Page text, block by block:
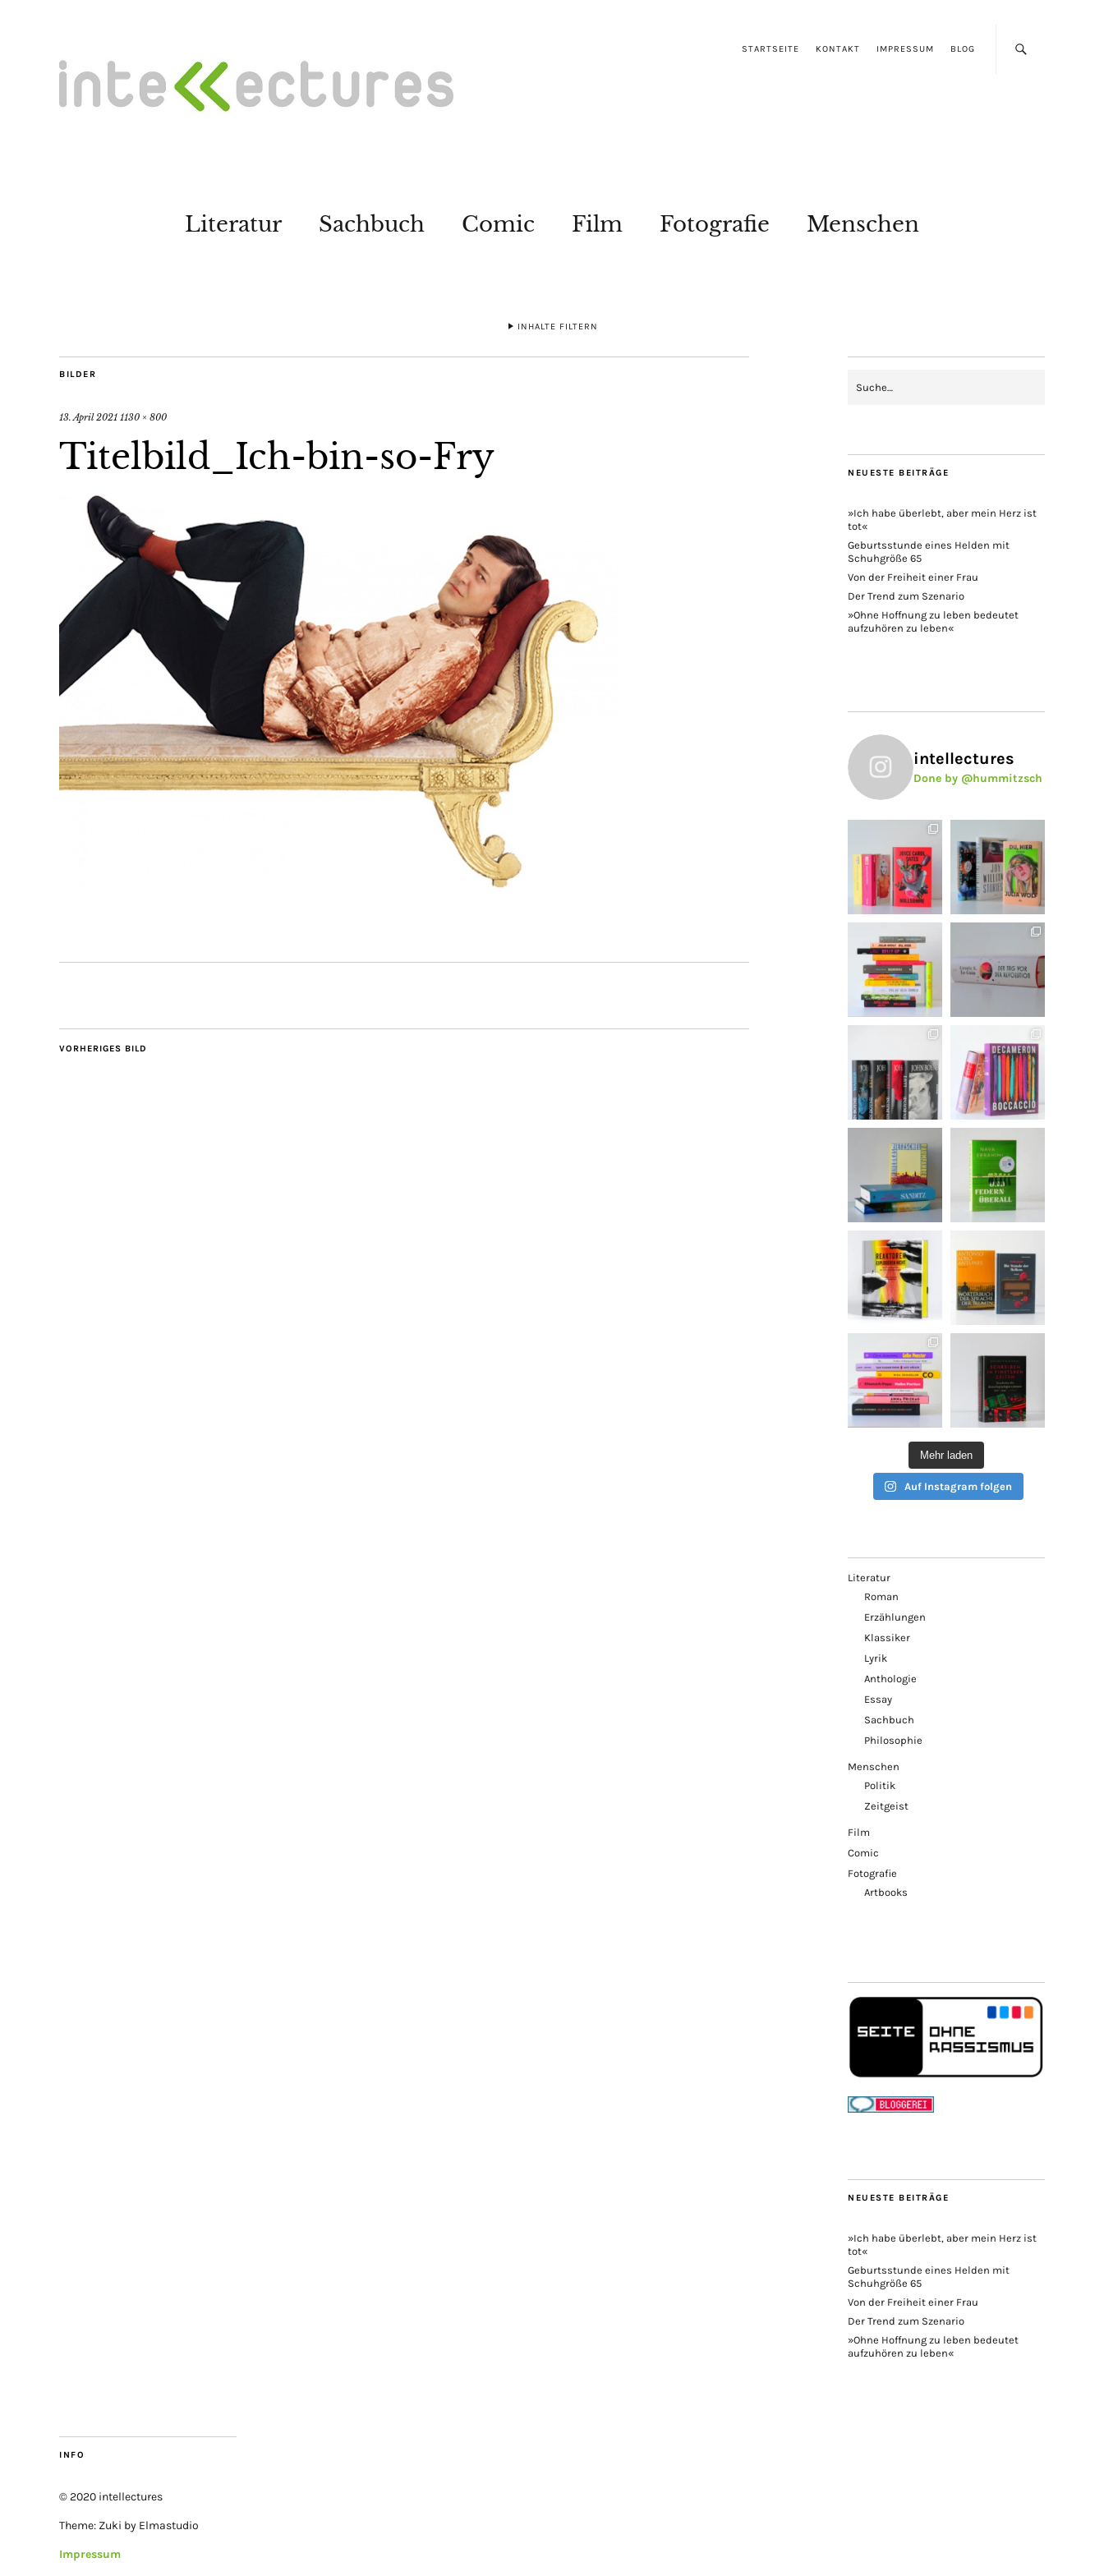
STARTSEITE KONTAKT IMPRESSUM BLOG
Literatur Sachbuch Comic Film Fotografie Menschen
INHALTE FILTERN
BILDER
13. April 2021 1130 × 800
Titelbild_Ich-bin-so-Fry
VORHERIGES BILD
NEUESTE BEITRÄGE
»Ich habe überlebt, aber mein Herz ist
tot«
Geburtsstunde eines Helden mit
Schuhgröße 65
Von der Freiheit einer Frau
Der Trend zum Szenario
»Ohne Hoffnung zu leben bedeutet
aufzuhören zu leben«
intellectures
Done by @hummitzsch
Mehr laden
Auf Instagram folgen
Literatur
Roman
Erzählungen
Klassiker
Lyrik
Anthologie
Essay
Sachbuch
Philosophie
Menschen
Politik
Zeitgeist
Film
Comic
Fotografie
Artbooks
NEUESTE BEITRÄGE
»Ich habe überlebt, aber mein Herz ist
tot«
Geburtsstunde eines Helden mit
Schuhgröße 65
Von der Freiheit einer Frau
Der Trend zum Szenario
»Ohne Hoffnung zu leben bedeutet
aufzuhören zu leben«
INFO
© 2020 intellectures
Theme: Zuki by Elmastudio
Impressum